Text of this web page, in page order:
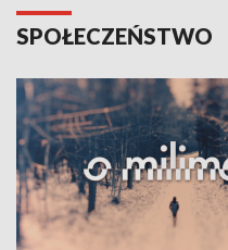
SPOŁECZEŃSTWO